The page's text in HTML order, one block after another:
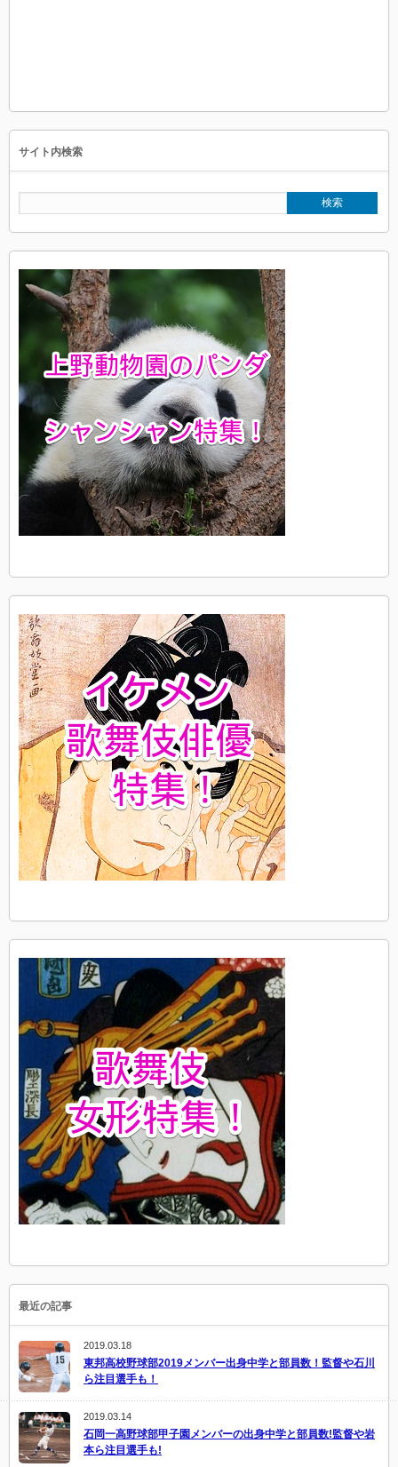
サイト内検索
最近の記事
2019.03.18
東邦高校野球部2019メンバー出身中学と部員数！監督や石川
ら注目選手も！
2019.03.14
石岡一高野球部甲子園メンバーの出身中学と部員数!監督や岩
本ら注目選手も!